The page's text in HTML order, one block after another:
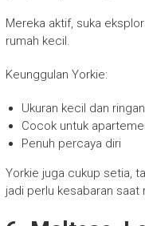
Mereka aktif, suka
rumah kecil.
Keunggulan Yorkie:
Ukuran kecil dan ringan
Cocok untuk
Penuh percaya diri
Yorkie juga cukup setia,
jadi perlu kesabaran saat